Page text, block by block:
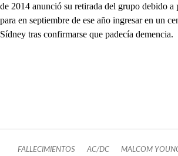
de 2014 anunció su retirada del grupo debido a
para en septiembre de ese año ingresar en un
Sídney tras confirmarse que padecía demencia.
FALLECIMIENTOS AC/DC MALCOM